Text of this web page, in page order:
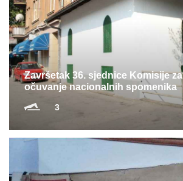
Servisi
Multimedija
Završetak 36. sjednice Komisije za
očuvanje nacionalnih spomenika
3